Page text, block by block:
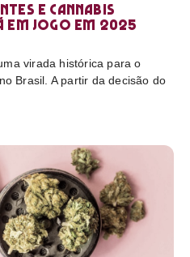
e cannabis
em jogo em 2025
virada histórica para o
Brasil. A partir da decisão do